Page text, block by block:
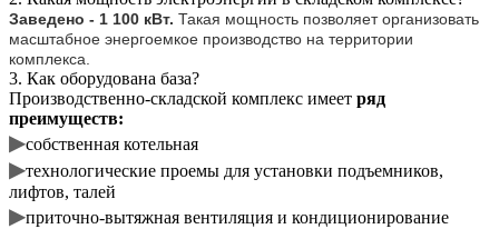
Заведено - 1 100 кВт. Такая мощность позволяет организовать
масштабное энергоемкое производство на территории
комплекса.
3. Как оборудована база?
Производственно-складской комплекс имеет ряд
преимуществ:
▶собственная котельная
▶технологические проемы для установки подъемников,
лифтов, талей
▶приточно-вытяжная вентиляция и кондиционирование